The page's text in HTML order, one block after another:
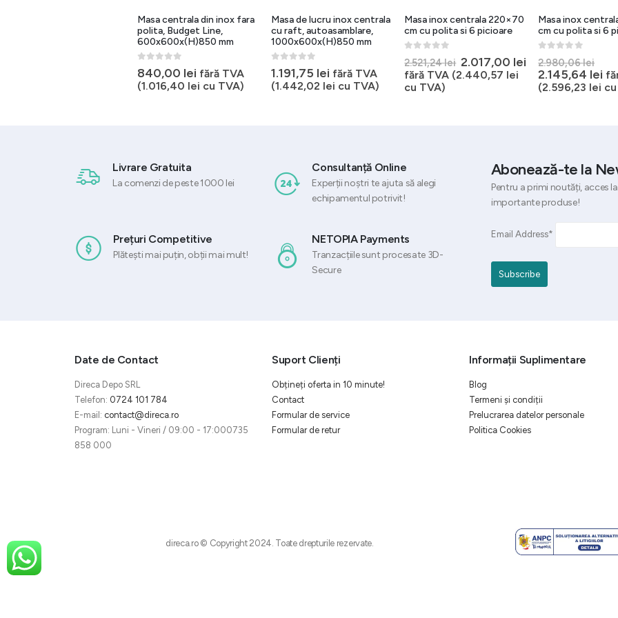
Masa centrala din inox fara
polita, Budget Line,
600x600x(H)850 mm
0out of 5
840,00 lei fără TVA
(1.016,40 lei cu TVA)
Masa de lucru inox centrala
cu raft, autoasamblare,
1000x600x(H)850 mm
0 out of 5
1.191,75 lei fără TVA
(1.442,02 lei cu TVA)
Masa inox centrala 220×70
cm cu polita si 6 picioare
2.521,24lei Prețul
inițial
2.017,00 lei Prețul
curent
este:
fără TVA (2.440,57 lei
cu TVA)
Masa inox
cm cu polita si 6
2.980,06lei
a
2.145,64 lei
(2.596,23 lei
Livrare Gratuita
La comenzi de peste 1000 lei
Consultanță Online
Experții noștri te ajuta să alegi
echipamentul potrivit!
Prețuri Competitive
Plătești mai puțin, obții mai mult!
NETOPIA Payments
Tranzacțiile sunt procesate 3D-
Secure
Abonează-te la
Pentru a primi noutăți, acces
importante produse!
Email Address*
Date de Contact
Direca Depo SRL
Telefon: 0724 101 784
E-mail: contact@direca.ro
Program: Luni - Vineri / 09:00 - 17:000735
858 000
Suport Clienți
Obțineți oferta in 10 minute!
Contact
Formular de service
Formular de retur
Informații Suplimentare
Blog
Termeni și condiții
Prelucrarea datelor personale
Politica Cookies
direca.ro © Copyright 2024. Toate drepturile rezervate.